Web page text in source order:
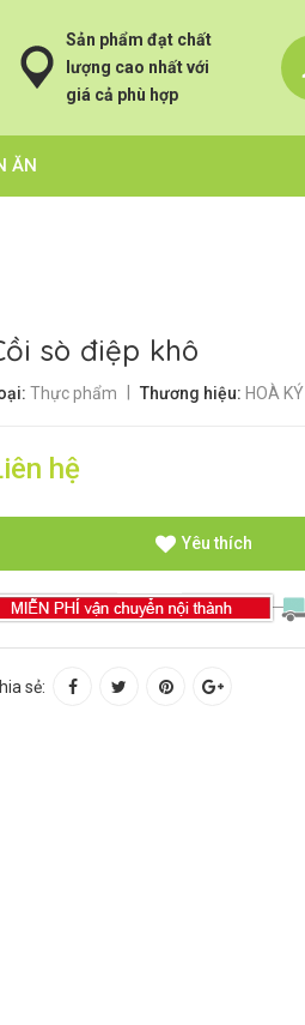
Sản phẩm đạt chất
lượng cao nhất với
giá cả phù hợp
ĂN
sò điệp khô
Thực phẩm Thương hiệu: HOÀ KÝ
hệ
Yêu thích
sẻ: